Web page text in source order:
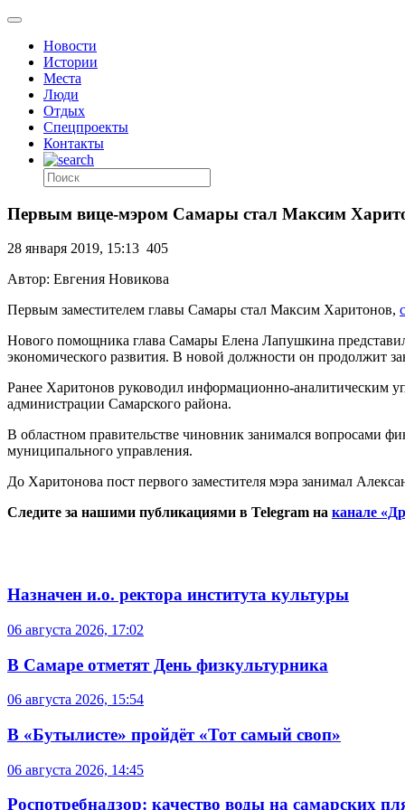
Новости
Истории
Места
Люди
Отдых
Спецпроекты
Контакты
Первым вице-мэром Самары стал Максим
28 января 2019, 15:13 405
Автор: Евгения Новикова
Первым заместителем главы Самары стал Максим Харитонов,
Нового помощника глава Самары Елена Лапушкина
экономического развития. В новой должности он продолжит
Ранее Харитонов руководил информационно-аналитическим
администрации Самарского района.
В областном правительстве чиновник занимался вопросами
муниципального управления.
До Харитонова пост первого заместителя мэра занимал
Следите за нашими публикациями в Telegram на канале
Назначен и.о. ректора института культуры
06 августа 2026, 17:02
В Самаре отметят День физкультурника
06 августа 2026, 15:54
В «Бутылисте» пройдёт «Тот самый своп»
06 августа 2026, 14:45
Роспотребнадзор: качество воды на самарских